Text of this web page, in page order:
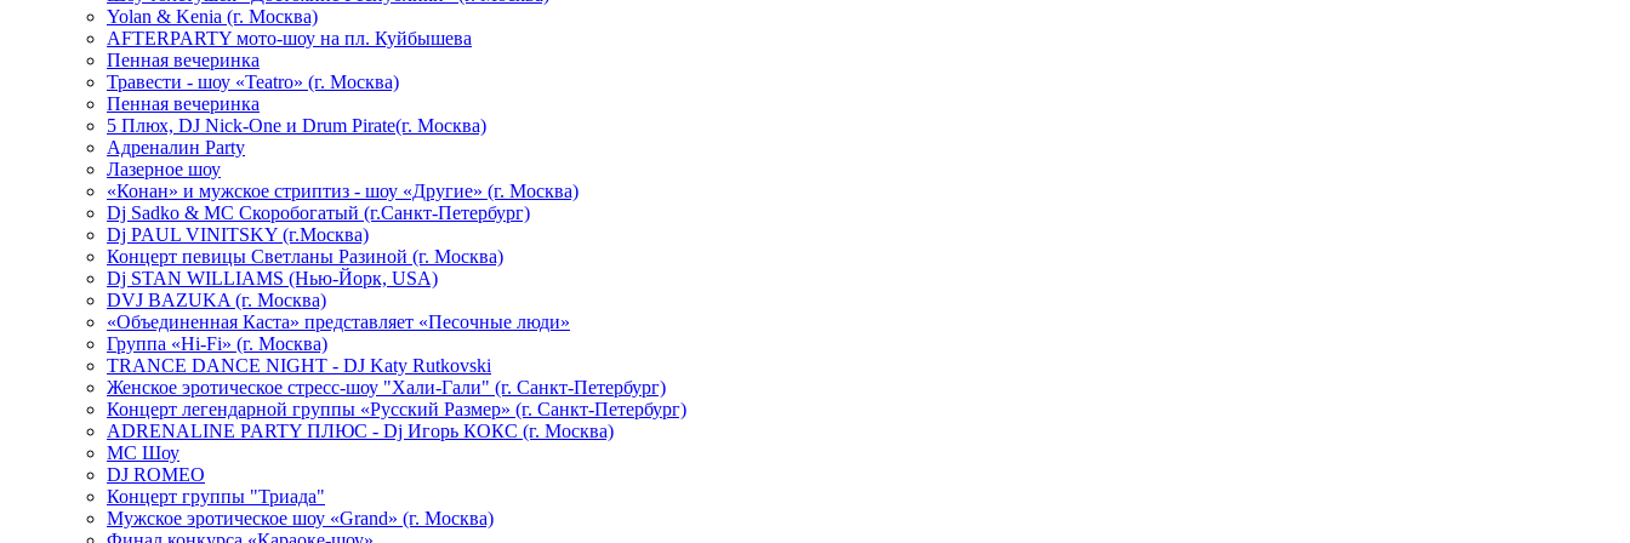
Yolan & Kenia (г. Москва)
AFTERPARTY мото-шоу на пл. Куйбышева
Пенная вечеринка
Травести - шоу «Teatro» (г. Москва)
Пенная вечеринка
5 Плюх, DJ Nick-One и Drum Pirate(г. Москва)
Адреналин Party
Лазерное шоу
«Конан» и мужское стриптиз - шоу «Другие» (г. Москва)
Dj Sadko & МС Скоробогатый (г.Санкт-Петербург)
Dj PAUL VINITSKY (г.Москва)
Концерт певицы Светланы Разиной (г. Москва)
Dj STAN WILLIAMS (Нью-Йорк, USA)
DVJ BAZUKA (г. Москва)
«Объединенная Каста» представляет «Песочные люди»
Группа «Hi-Fi» (г. Москва)
TRANCE DANCE NIGHT - DJ Katy Rutkovski
Женское эротическое стресс-шоу "Хали-Гали" (г. Санкт-Петербург)
Концерт легендарной группы «Русский Размер» (г. Санкт-Петербург)
ADRENALINE PARTY ПЛЮС - Dj Игорь КОКС (г. Москва)
MC Шоу
DJ ROMEO
Концерт группы "Триада"
Мужское эротическое шоу «Grand» (г. Москва)